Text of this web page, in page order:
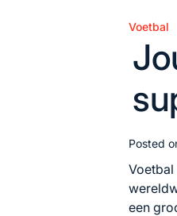
Posted
Voetbal
Posted
Voetbal
een